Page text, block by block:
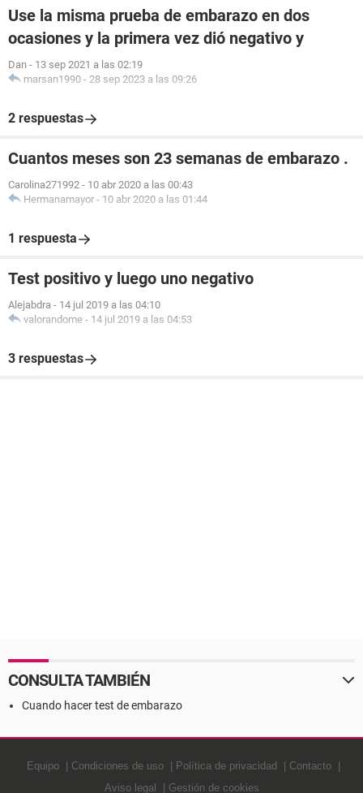
Use la misma prueba de embarazo en dos
ocasiones y la primera vez dió negativo y
Dan - 13 sep 2021 a las 02:19
marsan1990 - 28 sep 2023 a las 09:26
2 respuestas
Cuantos meses son 23 semanas de embarazo .
Carolina271992 - 10 abr 2020 a las 00:43
Hermanamayor - 10 abr 2020 a las 01:44
1 respuesta
Test positivo y luego uno negativo
Alejabdra - 14 jul 2019 a las 04:10
valorandome - 14 jul 2019 a las 04:53
3 respuestas
CONSULTA TAMBIÉN
Cuando hacer test de embarazo
Equipo Condiciones de uso Política de privacidad
Contacto
Aviso legal
Gestión de cookies